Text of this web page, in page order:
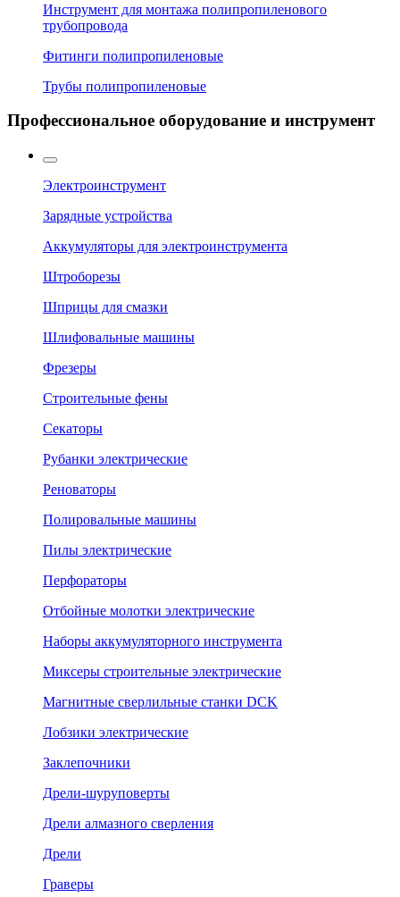
Инструмент для монтажа полипропиленового
трубопровода
Фитинги полипропиленовые
Трубы полипропиленовые
Профессиональное оборудование и инструмент
Электроинструмент
Зарядные устройства
Аккумуляторы для электроинструмента
Штроборезы
Шприцы для смазки
Шлифовальные машины
Фрезеры
Строительные фены
Секаторы
Рубанки электрические
Реноваторы
Полировальные машины
Пилы электрические
Перфораторы
Отбойные молотки электрические
Наборы аккумуляторного инструмента
Миксеры строительные электрические
Магнитные сверлильные станки DCK
Лобзики электрические
Заклепочники
Дрели-шуруповерты
Дрели алмазного сверления
Дрели
Граверы